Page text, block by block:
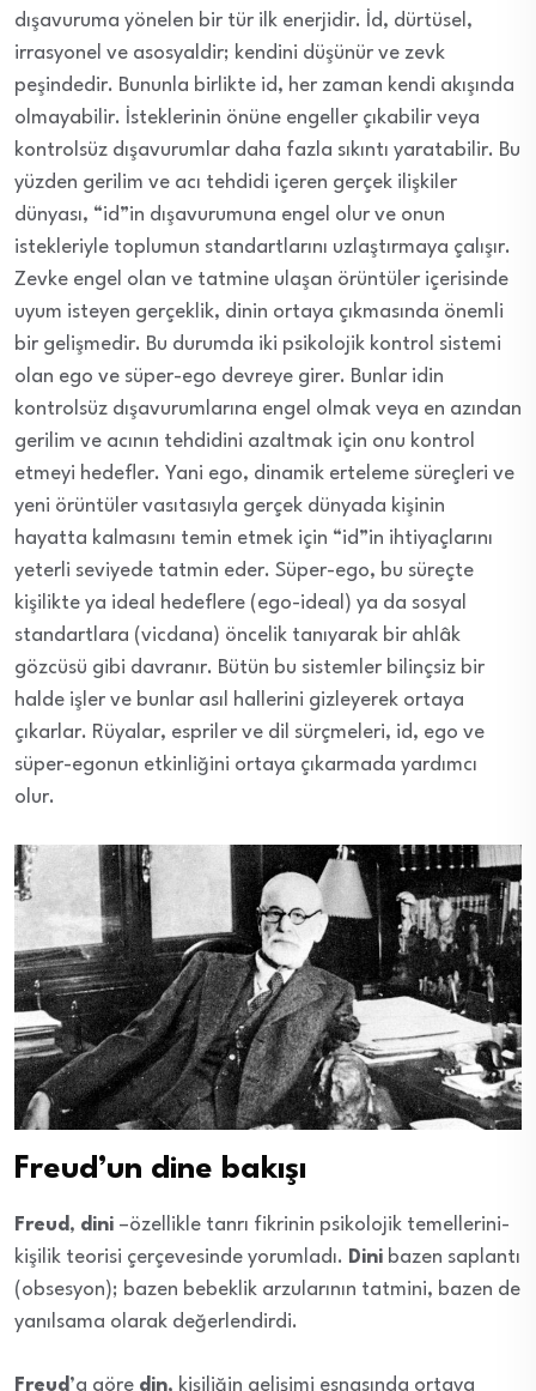
dışavuruma yönelen bir tür ilk enerjidir. İd, dürtüsel,
irrasyonel ve asosyaldir; kendini düşünür ve zevk
peşindedir. Bununla birlikte id, her zaman kendi akışında
olmayabilir. İsteklerinin önüne engeller çıkabilir veya
kontrolsüz dışavurumlar daha fazla sıkıntı yaratabilir. Bu
yüzden gerilim ve acı tehdidi içeren gerçek ilişkiler
dünyası, “id”in dışavurumuna engel olur ve onun
istekleriyle toplumun standartlarını uzlaştırmaya çalışır.
Zevke engel olan ve tatmine ulaşan örüntüler içerisinde
uyum isteyen gerçeklik, dinin ortaya çıkmasında önemli
bir gelişmedir. Bu durumda iki psikolojik kontrol sistemi
olan ego ve süper-ego devreye girer. Bunlar idin
kontrolsüz dışavurumlarına engel olmak veya en azından
gerilim ve acının tehdidini azaltmak için onu kontrol
etmeyi hedefler. Yani ego, dinamik erteleme süreçleri ve
yeni örüntüler vasıtasıyla gerçek dünyada kişinin
hayatta kalmasını temin etmek için “id”in ihtiyaçlarını
yeterli seviyede tatmin eder. Süper-ego, bu süreçte
kişilikte ya ideal hedeflere (ego-ideal) ya da sosyal
standartlara (vicdana) öncelik tanıyarak bir ahlâk
gözcüsü gibi davranır. Bütün bu sistemler bilinçsiz bir
halde işler ve bunlar asıl hallerini gizleyerek ortaya
çıkarlar. Rüyalar, espriler ve dil sürçmeleri, id, ego ve
süper-egonun etkinliğini ortaya çıkarmada yardımcı
olur.
Freud’un dine bakışı
Freud , dini –özellikle tanrı fikrinin psikolojik temellerini-
kişilik teorisi çerçevesinde yorumladı. Dini bazen saplantı
(obsesyon); bazen bebeklik arzularının tatmini, bazen de
yanılsama olarak değerlendirdi.
Freud ’a göre din, kişiliğin gelişimi esnasında ortaya